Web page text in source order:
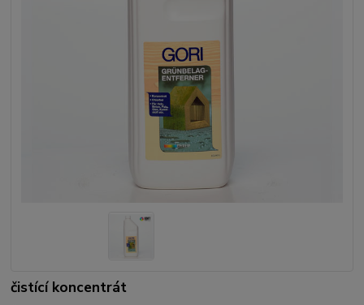
čistící koncentrát